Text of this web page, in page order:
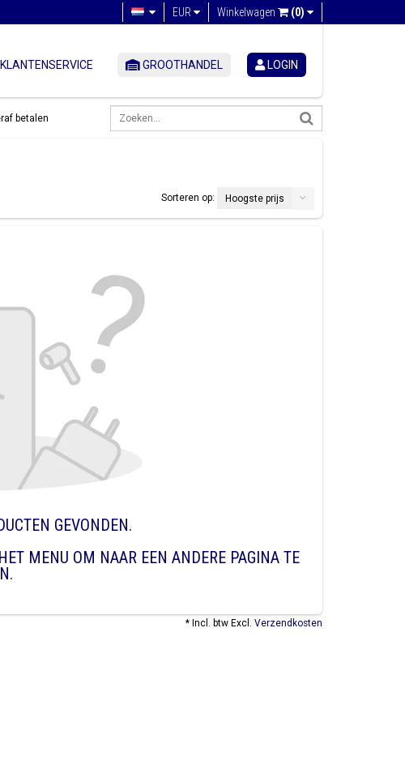
Winkelwagen (0)
EUR
KLANTENSERVICE GROOTHANDEL LOGIN
betalen
Sorteren op:
Hoogste prijs
GEVONDEN.
MENU OM NAAR EEN ANDERE PAGINA TE
* Incl. btw Excl. Verzendkosten